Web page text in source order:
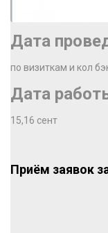
Дата
по визиткам и кол
Дата
15,16 сент
Приём заявок